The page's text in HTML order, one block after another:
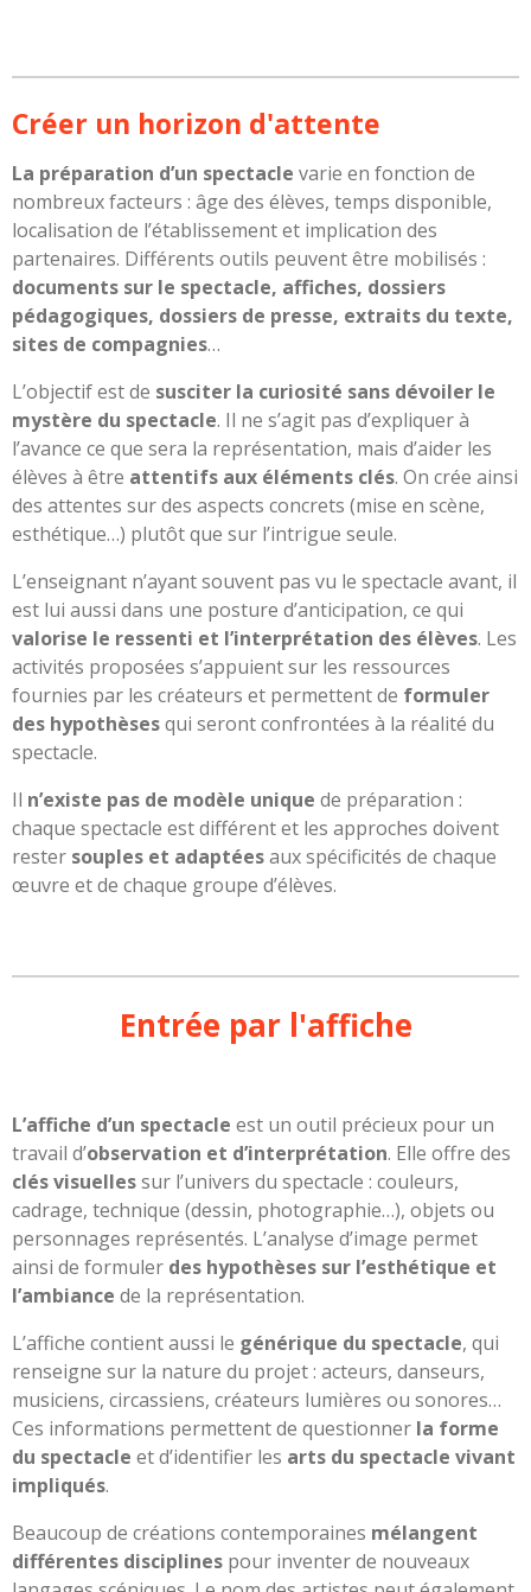
Créer un horizon d'attente
La préparation d’un spectacle varie en fonction de
nombreux facteurs : âge des élèves, temps disponible,
localisation de l’établissement et implication des
partenaires. Différents outils peuvent être mobilisés :
documents sur le spectacle, affiches, dossiers
pédagogiques, dossiers de presse, extraits du texte,
sites de compagnies…
L’objectif est de susciter la curiosité sans dévoiler le
mystère du spectacle. Il ne s’agit pas d’expliquer à
l’avance ce que sera la représentation, mais d’aider les
élèves à être attentifs aux éléments clés. On crée ainsi
des attentes sur des aspects concrets (mise en scène,
esthétique…) plutôt que sur l’intrigue seule.
L’enseignant n’ayant souvent pas vu le spectacle avant, il
est lui aussi dans une posture d’anticipation, ce qui
valorise le ressenti et l’interprétation des élèves. Les
activités proposées s’appuient sur les ressources
fournies par les créateurs et permettent de formuler
des hypothèsesqui seront confrontées à la réalité du
spectacle.
Il n’existe pas de modèle unique de préparation :
chaque spectacle est différent et les approches doivent
rester souples et adaptéesaux spécificités de chaque
œuvre et de chaque groupe d’élèves.
Entrée par l'affiche
L’affiche d’un spectacle est un outil précieux pour un
travail d’observation et d’interprétation. Elle offre des
clés visuellessur l’univers du spectacle : couleurs,
cadrage, technique (dessin, photographie…), objets ou
personnages représentés. L’analyse d’image permet
ainsi de formuler des hypothèses sur l’esthétique et
l’ambiance de la représentation.
L’affiche contient aussi le générique du spectacle, qui
renseigne sur la nature du projet : acteurs, danseurs,
musiciens, circassiens, créateurs lumières ou sonores…
Ces informations permettent de questionner la forme
du spectacle et d’identifier les arts du spectacle vivant
impliqués.
Beaucoup de créations contemporaines mélangent
différentes disciplines pour inventer de nouveaux